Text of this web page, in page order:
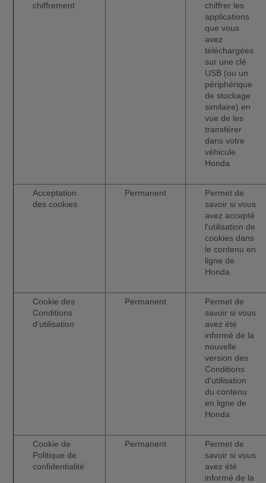
chiffrement
chiffrer les
applications
que vous
avez
téléchargées
sur une clé
USB (ou un
périphérique
de stockage
similaire) en
vue de les
transférer
dans votre
véhicule
Honda
Acceptation
des cookies
Permanent
Permet de
savoir si vous
avez accepté
l'utilisation de
cookies dans
le contenu en
ligne de
Honda
Cookie des
Conditions
d'utilisation
Permanent
Permet de
savoir si vous
avez été
informé de la
nouvelle
version des
Conditions
d'utilisation
du contenu
en ligne de
Honda
Cookie de
Politique de
confidentialité
Permanent
Permet de
savoir si vous
avez été
informé de la